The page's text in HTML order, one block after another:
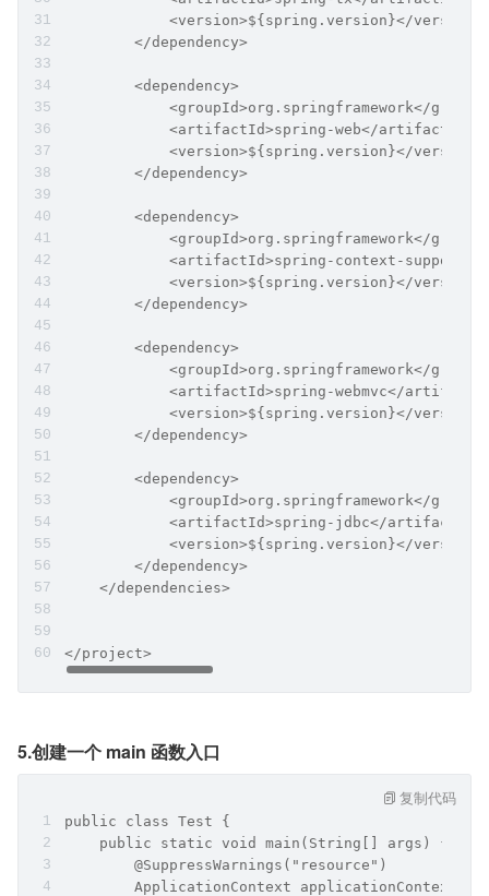
            <version>${spring.version}</version>
        </dependency>
        <dependency>
<groupId>org.springframework</
            <artifactId>spring-web</artifactId>
            <version>${spring.version}</version>
        </dependency>
        <dependency>
<groupId>org.springframework</
<artifactId>spring-context-support</
            <version>${spring.version}</version>
        </dependency>
        <dependency>
<groupId>org.springframework</
<artifactId>spring-webmvc</
            <version>${spring.version}</version>
        </dependency>
        <dependency>
<groupId>org.springframework</
            <artifactId>spring-jdbc</artifactId>
            <version>${spring.version}</version>
        </dependency>
    </dependencies>
</project>
5.创建一个 main 函数入口
public class Test {
    public static void main(String[] args) {
        @SuppressWarnings("resource")
ApplicationContext applicationContext =
复制代码